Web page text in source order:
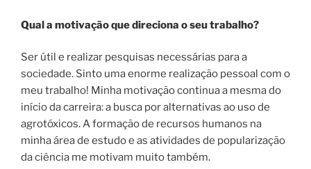
Qual a motivação que direciona o seu trabalho?
Ser útil e realizar pesquisas necessárias para a
sociedade. Sinto uma enorme realização pessoal com o
meu trabalho! Minha motivação continua a mesma do
início da carreira: a busca por alternativas ao uso de
agrotóxicos. A formação de recursos humanos na
minha área de estudo e as atividades de popularização
da ciência me motivam muito também.